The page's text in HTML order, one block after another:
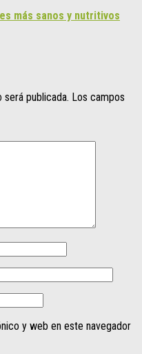
más sanos y nutritivos
publicada. Los campos
y web en este navegador